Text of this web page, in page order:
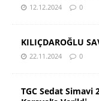
12.12.2024 0
KILIÇDAROĞLU
22.11.2024 0
TGC Sedat Simavi